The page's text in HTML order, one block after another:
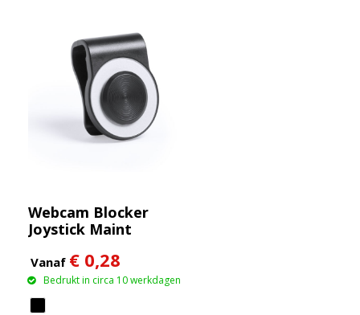
Webcam Blocker
Joystick Maint
Vanaf € 0,28
Bedrukt in circa 10 werkdagen